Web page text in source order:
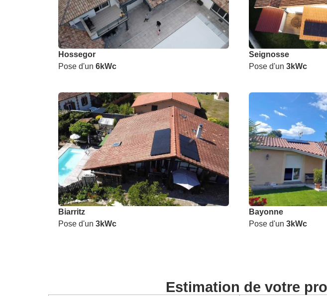
Hossegor
Pose d'un 6kWc
Seignosse
Pose d'un3kWc
Biarritz
Pose d'un 3kWc
Bayonne
Pose d'un3kWc
Estimation de votre